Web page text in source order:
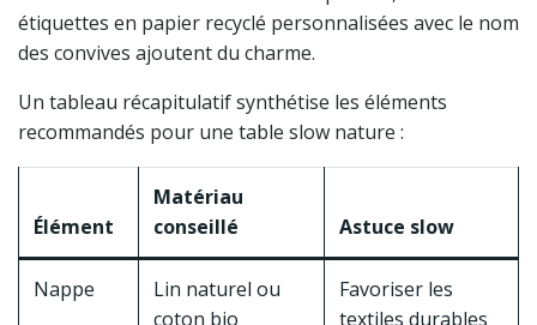
étiquettes en papier recyclé personnalisées avec le nom
des convives ajoutent du charme.
Un tableau récapitulatif synthétise les éléments
recommandés pour une table slow nature :
Élément
Matériau
conseillé
Astuce slow
Nappe
Lin naturel ou
coton bio
Favoriser les
textiles durables